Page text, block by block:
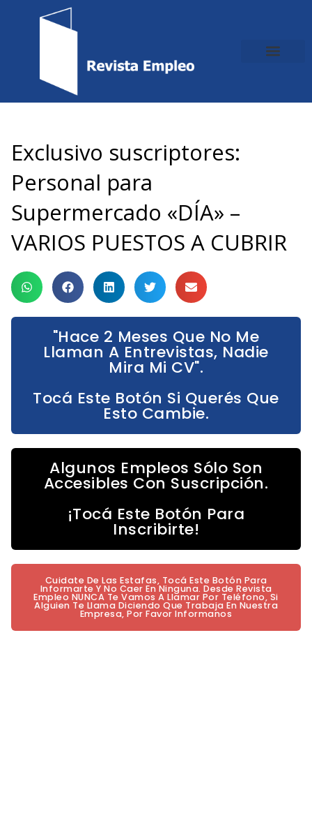
Exclusivo suscriptores:
Personal para
Supermercado «DÍA» –
VARIOS PUESTOS A CUBRIR
"Hace 2 Meses Que No Me
Llaman A Entrevistas, Nadie
Mira Mi CV".
Tocá Este Botón Si Querés Que
Esto Cambie.
Algunos Empleos Sólo Son
Accesibles Con Suscripción.
¡Tocá Este Botón Para
Inscribirte!
Cuidate De Las Estafas, Tocá Este Botón Para
Informarte Y No Caer En Ninguna. Desde Revista
Empleo NUNCA Te Vamos A Llamar Por Teléfono, Si
Alguien Te Llama Diciendo Que Trabaja En Nuestra
Empresa, Por Favor Informanos